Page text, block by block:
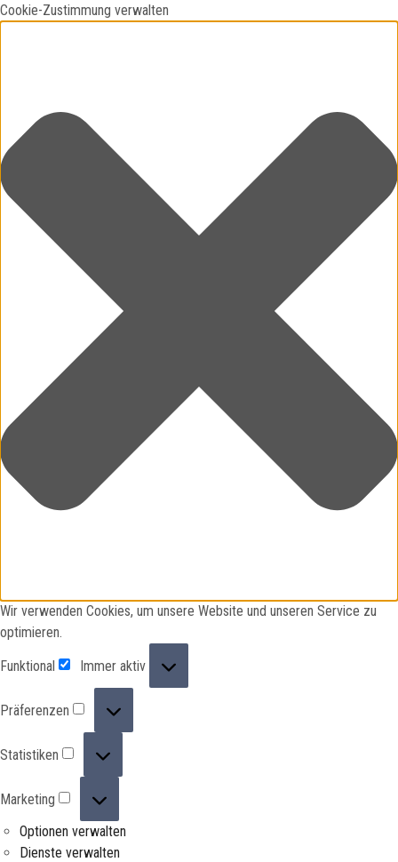
Cookie-Zustimmung verwalten
Wir verwenden Cookies, um unsere Website und unseren Service zu
optimieren.
Funktional
Immer aktiv
Präferenzen
Statistiken
Marketing
Optionen verwalten
Dienste verwalten